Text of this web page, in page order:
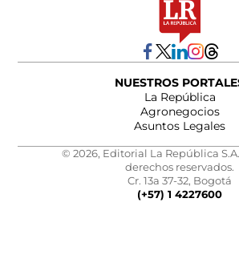
NUESTROS
La República
Agronegocios
Asuntos Legales
© 2026, Editorial La República
derechos reservados.
Cr. 13a 37-32, Bogotá
(+57) 1 4227600